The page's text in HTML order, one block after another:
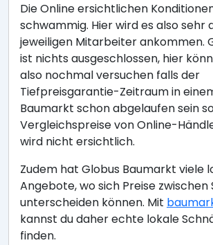
Die Online ersichtlichen
schwammig. Hier wird es also sehr
jeweiligen Mitarbeiter ankommen.
ist nichts ausgeschlossen, hier
also nochmal versuchen falls der
Tiefpreisgarantie-Zeitraum in
Baumarkt schon abgelaufen sein
Vergleichspreise von Online-
wird nicht ersichtlich.
Zudem hat Globus Baumarkt viele
Angebote, wo sich Preise
unterscheiden können. Mit
kannst du daher echte lokale
finden.